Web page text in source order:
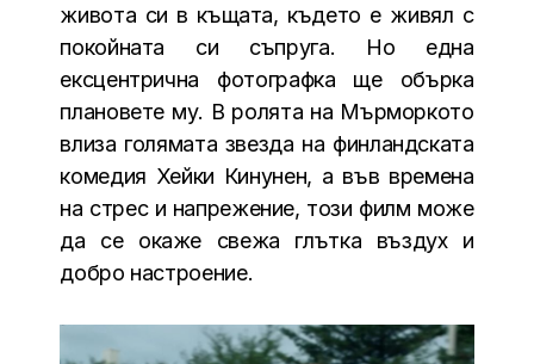
живота си в къщата, където е живял с
покойната си съпруга. Но една
ексцентрична фотографка ще обърка
плановете му. В ролята на Мърморкото
влиза голямата звезда на финландската
комедия Хейки Кинунен, а във времена
на стрес и напрежение, този филм може
да се окаже свежа глътка въздух и
добро настроение.